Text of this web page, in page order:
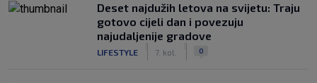
Deset najdužih letova na svijetu: Traju
gotovo cijeli dan i povezuju
najudaljenije gradove
LIFESTYLE 7. kol. 0